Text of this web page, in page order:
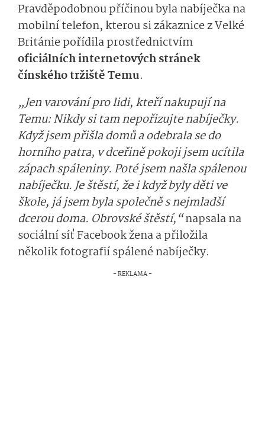
Pravděpodobnou příčinou byla nabíječka na
mobilní telefon, kterou si zákaznice z Velké
Británie pořídila prostřednictvím
oficiálních internetových stránek
čínského tržiště Temu.
„Jen varování pro lidi, kteří nakupují na
Temu: Nikdy si tam nepořizujte nabíječky.
Když jsem přišla domů a odebrala se do
horního patra, v dceřině pokoji jsem ucítila
zápach spáleniny. Poté jsem našla spálenou
nabíječku. Je štěstí, že i když byly děti ve
škole, já jsem byla společně s nejmladší
dcerou doma. Obrovské štěstí,“napsala na
sociální síť Facebook žena a přiložila
několik fotografií spálené nabíječky.